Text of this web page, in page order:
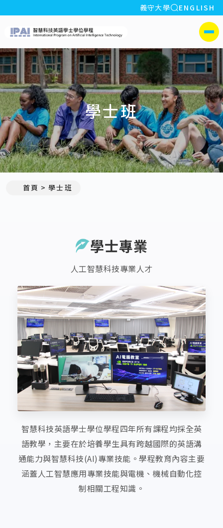
:::
義守大學 全站搜索
ENGLISH
義守大學智慧科技英語學
側選單
學士班
首頁 學士班
學士專業
人工智慧科技專業人才
智慧科技英語學士學位學程四年所有課程均採全英
語教學，主要在於培養學生具有跨越國際的英語溝
通能力與智慧科技(AI)專業技能。學程教育內容主要
涵蓋人工智慧應用專業技能與電機、機械自動化控
制相關工程知識。